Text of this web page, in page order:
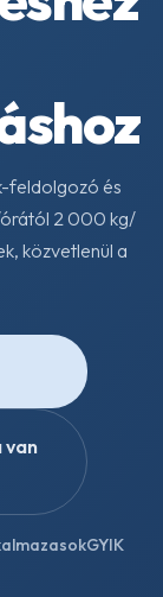
feldolgozó és
2 000 kg/
közvetlenül a
van
GYIK